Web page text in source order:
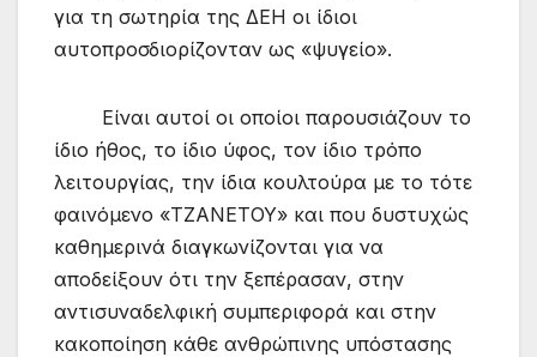
για τη σωτηρία της ΔΕΗ οι ίδιοι
αυτοπροσδιορίζονταν ως «ψυγείο».
Είναι αυτοί οι οποίοι παρουσιάζουν το
ίδιο ήθος, το ίδιο ύφος, τον ίδιο τρόπο
λειτουργίας, την ίδια κουλτούρα με το τότε
φαινόμενο «ΤΖΑΝΕΤΟΥ» και που δυστυχώς
καθημερινά διαγκωνίζονται για να
αποδείξουν ότι την ξεπέρασαν, στην
αντισυναδελφική συμπεριφορά και στην
κακοποίηση κάθε ανθρώπινης υπόστασης